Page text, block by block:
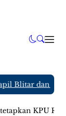
Blitar dan
KPU RI